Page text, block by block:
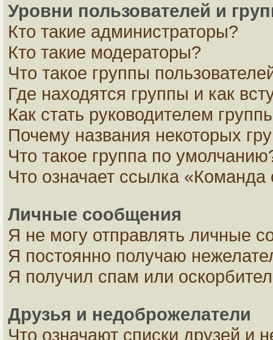
Уровни пользователей и
Кто такие администраторы?
Кто такие модераторы?
Что такое группы
Где находятся группы и как
Как стать руководителем
Почему названия некоторых
Что такое группа по
Что означает ссылка «Команда
Личные сообщения
Я не могу отправлять личные
Я постоянно получаю
Я получил спам или
Друзья и недоброжелатели
Что означают списки друзей и